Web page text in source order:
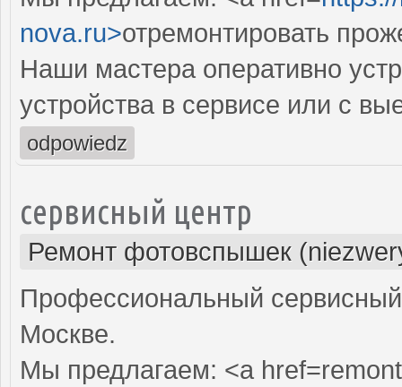
nova.ru>отремонтировать
Наши мастера оперативно
устройства в сервисе или с
odpowiedz
сервисный центр
Ремонт фотовспышек
Профессиональный
Москве.
Мы предлагаем: <a